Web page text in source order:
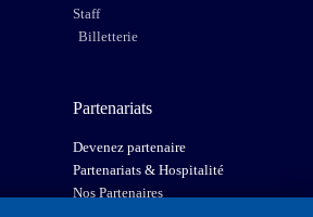
Staff
Billetterie
Partenariats
Devenez partenaire
Partenariats & Hospitalité
Nos Partenaires